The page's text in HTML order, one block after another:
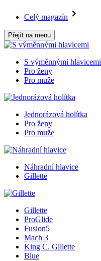
Celý magazín
Přejít na menu
S výměnnými hlavicemi
Pro ženy
Pro muže
Jednorázová holítka
Pro ženy
Pro muže
Náhradní hlavice
Gillette
Gillette
ProGlide
Fusion5
Mach 3
King C. Gillette
Blue